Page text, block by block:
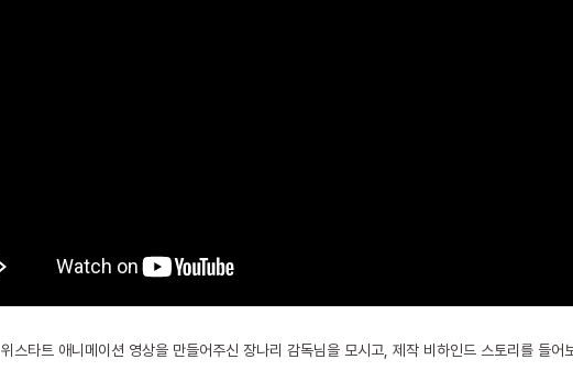
위스타트 애니메이션 영상을 만들어주신 장나리 감독님을 모시고, 제작 비하인드 스토리를 들어